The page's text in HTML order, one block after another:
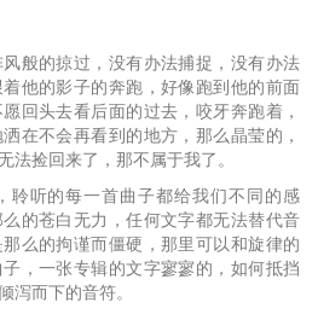
般的掠过，没有办法捕捉，没有办法
他的影子的奔跑，好像跑到他的前面
回头去看后面的过去，咬牙奔跑着，
在不会再看到的地方，那么晶莹的，
法捡回来了，那不属于我了。
聆听的每一首曲子都给我们不同的感
的苍白无力，任何文字都无法替代音
么的拘谨而僵硬，那里可以和旋律的
，一张专辑的文字寥寥的，如何抵挡
泻而下的音符。